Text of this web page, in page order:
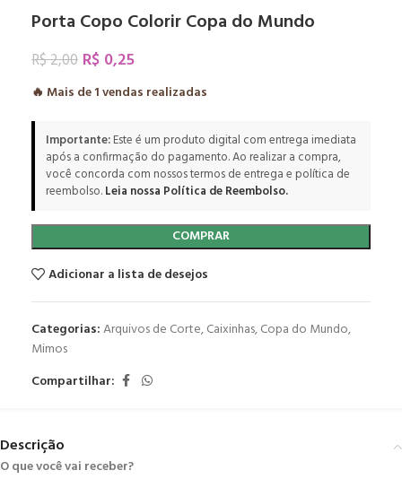
Porta Copo Colorir Copa do Mundo
R$2,00 R$ 0,25
🔥 Mais de1vendas realizadas
Importante:Este é um produto digital com entrega imediata
após a confirmação do pagamento. Ao realizar a compra,
você concorda com nossos termos de entrega e política de
reembolso.Leia nossa Política de Reembolso.
COMPRAR
Adicionar a lista de desejos
Categorias:Arquivos de Corte,Caixinhas,Copa do Mundo,
Mimos
Compartilhar:
Descrição
O que você vai receber?